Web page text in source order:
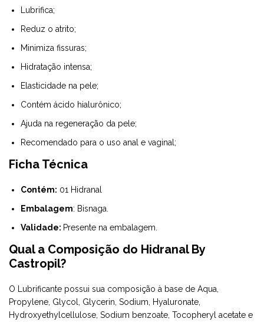
Lubrifica;
Reduz o atrito;
Minimiza fissuras;
Hidratação intensa;
Elasticidade na pele;
Contém ácido hialurônico;
Ajuda na regeneração da pele;
Recomendado para o uso anal e vaginal;
Ficha Técnica
Contém: 01 Hidranal
Embalagem: Bisnaga.
Validade: Presente na embalagem.
Qual a Composição do Hidranal By
Castropil?
O Lubrificante possui sua composição à base de Aqua,
Propylene, Glycol, Glycerin, Sodium, Hyaluronate,
Hydroxyethylcellulose, Sodium benzoate, Tocopheryl acetate e